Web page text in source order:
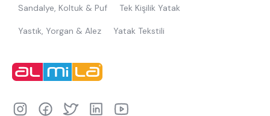
Sandalye, Koltuk & Puf Tek Kişilik Yatak
Yastık, Yorgan & Alez Yatak Tekstili